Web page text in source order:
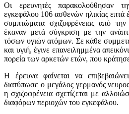
Οι ερευνητές παρακολούθησαν
εγκεφάλου 106 ασθενών ηλικίας
συμπτώματα σχιζοφρένειας από την
έκαναν μετά σύγκριση με την
τόσων υγιών ατόμων. Σε κάθε
και υγιή, έγινε επανειλημμένα
πορεία των αρκετών ετών, που
Η έρευνα φαίνεται να
διατύπωσε ο μεγάλος γερμανός
η σχιζοφρένεια σχετίζεται με
διαφόρων περιοχών του εγκεφάλου.